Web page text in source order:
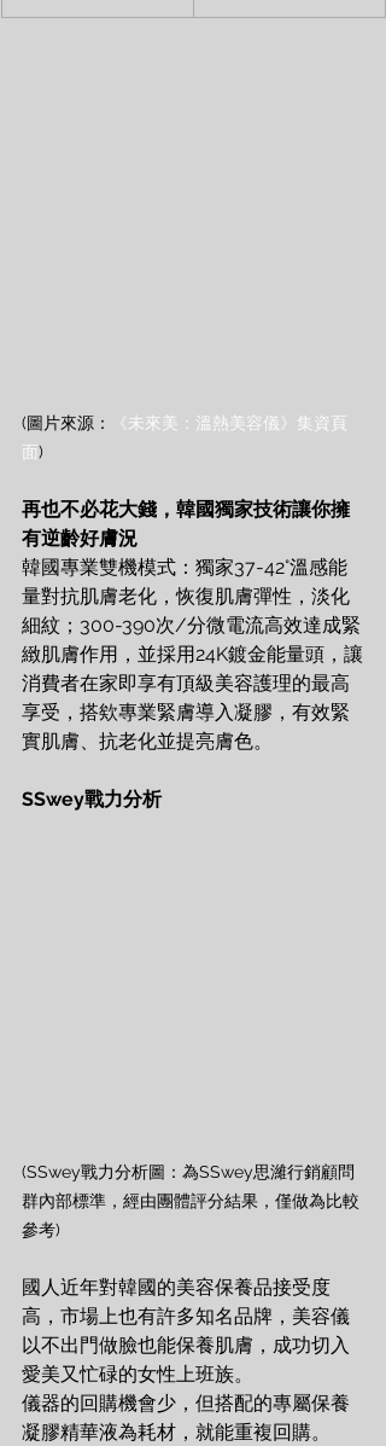
(圖片來源：
《未來美：溫熱美容儀》集資頁
面)
再也不必花大錢，韓國獨家技術讓你擁
有逆齡好膚況
韓國專業雙機模式：獨家37-42°溫感能
量對抗肌膚老化，恢復肌膚彈性，淡化
細紋；300-390次/分微電流高效達成緊
緻肌膚作用，並採用24K鍍金能量頭，讓
消費者在家即享有頂級美容護理的最高
享受，搭欸專業緊膚導入凝膠，有效緊
實肌膚、抗老化並提亮膚色。
SSwey戰力分析
(SSwey戰力分析圖：為SSwey思濰行銷顧問
群內部標準，經由團體評分結果，僅做為比較
參考)
國人近年對韓國的美容保養品接受度
高，市場上也有許多知名品牌，美容儀
以不出門做臉也能保養肌膚，成功切入
愛美又忙碌的女性上班族。
儀器的回購機會少，但搭配的專屬保養
凝膠精華液為耗材，就能重複回購。